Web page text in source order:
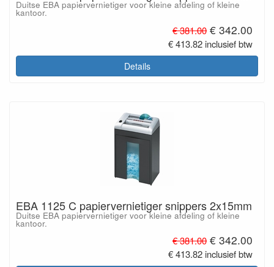
Duitse EBA papiervernietiger voor kleine afdeling of kleine
kantoor.
€ 381.00 € 342.00
€ 413.82 inclusief btw
Details
EBA 1125 C papiervernietiger snippers 2x15mm
Duitse EBA papiervernietiger voor kleine afdeling of kleine
kantoor.
€ 381.00 € 342.00
€ 413.82 inclusief btw